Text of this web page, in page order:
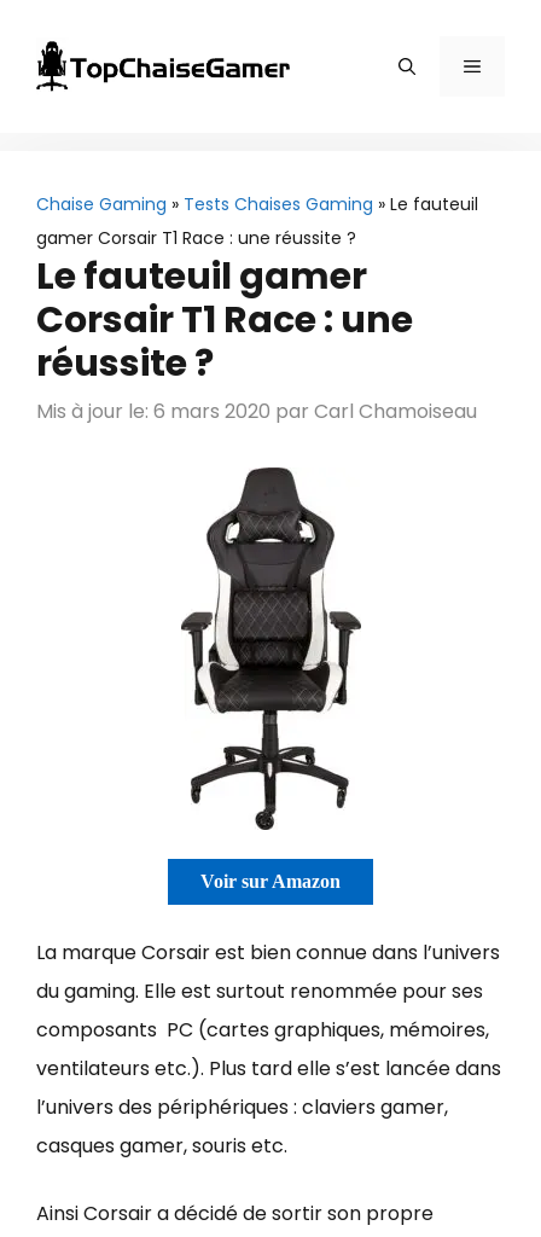
contenu
Menu
Chaise Gaming » Tests Chaises Gaming » Le fauteuil
gamer Corsair T1 Race : une réussite ?
Le fauteuil gamer
Corsair T1 Race : une
réussite ?
Mis à jour le: 6 mars 2020 par Carl Chamoiseau
Voir sur Amazon
La marque Corsair est bien connue dans l’univers
du gaming. Elle est surtout renommée pour ses
composants PC (cartes graphiques, mémoires,
ventilateurs etc.). Plus tard elle s’est lancée dans
l’univers des périphériques : claviers gamer,
casques gamer, souris etc.
Ainsi Corsair a décidé de sortir son propre